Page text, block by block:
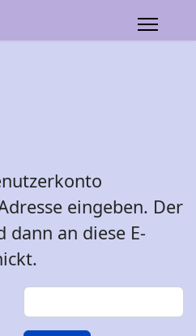
eingeben. Der
dann an diese E-